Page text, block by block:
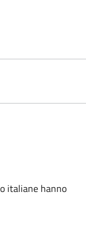
italiane hanno